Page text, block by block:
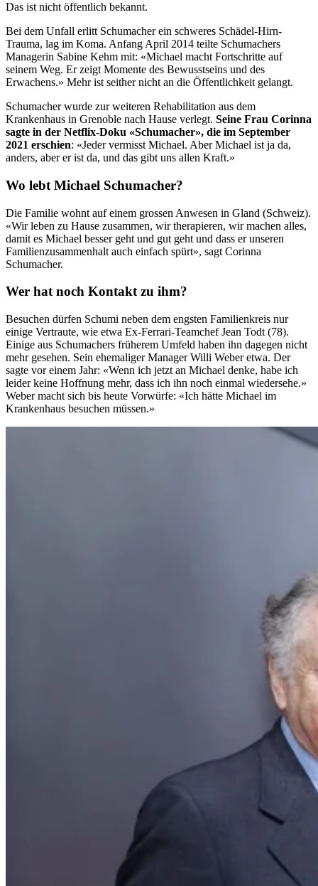
Das ist nicht öffentlich bekannt.
Bei dem Unfall erlitt Schumacher ein schweres Schädel-Hirn-
Trauma, lag im Koma. Anfang April 2014 teilte Schumachers
Managerin Sabine Kehm mit: «Michael macht Fortschritte auf
seinem Weg. Er zeigt Momente des Bewusstseins und des
Erwachens.» Mehr ist seither nicht an die Öffentlichkeit gelangt.
Schumacher wurde zur weiteren Rehabilitation aus dem
Krankenhaus in Grenoble nach Hause verlegt. Seine Frau Corinna
sagte in der Netflix-Doku «Schumacher», die im September
2021 erschien: «Jeder vermisst Michael. Aber Michael ist ja da,
anders, aber er ist da, und das gibt uns allen Kraft.»
Wo lebt Michael Schumacher?
Die Familie wohnt auf einem grossen Anwesen in Gland (Schweiz).
«Wir leben zu Hause zusammen, wir therapieren, wir machen alles,
damit es Michael besser geht und gut geht und dass er unseren
Familienzusammenhalt auch einfach spürt», sagt Corinna
Schumacher.
Wer hat noch Kontakt zu ihm?
Besuchen dürfen Schumi neben dem engsten Familienkreis nur
einige Vertraute, wie etwa Ex-Ferrari-Teamchef Jean Todt (78).
Einige aus Schumachers früherem Umfeld haben ihn dagegen nicht
mehr gesehen. Sein ehemaliger Manager Willi Weber etwa. Der
sagte vor einem Jahr: «Wenn ich jetzt an Michael denke, habe ich
leider keine Hoffnung mehr, dass ich ihn noch einmal wiedersehe.»
Weber macht sich bis heute Vorwürfe: «Ich hätte Michael im
Krankenhaus besuchen müssen.»